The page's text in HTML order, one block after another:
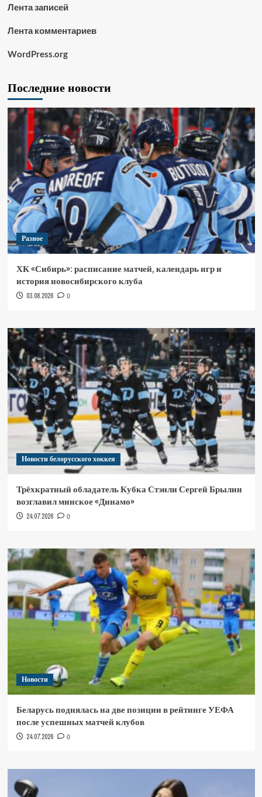
Лента записей
Лента комментариев
WordPress.org
Последние новости
Разное
ХК «Сибирь»: расписание матчей, календарь игр и
история новосибирского клуба
03.08.2026 0
Новости белорусского хоккея
Трёхкратный обладатель Кубка Стэнли Сергей Брылин
возглавил минское «Динамо»
24.07.2026 0
Новости
Беларусь поднялась на две позиции в рейтинге УЕФА
после успешных матчей клубов
24.07.2026 0